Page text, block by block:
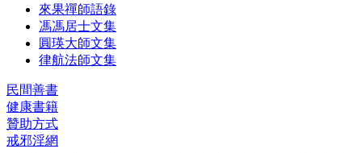
來果禪師語錄
馮馮居士文集
圓瑛大師文集
律航法師文集
民間善書
健康書籍
贊助方式
戒邪淫網